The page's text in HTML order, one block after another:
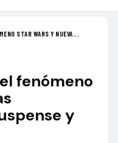
STAR WARS Y NUEVA...
fenómeno
y